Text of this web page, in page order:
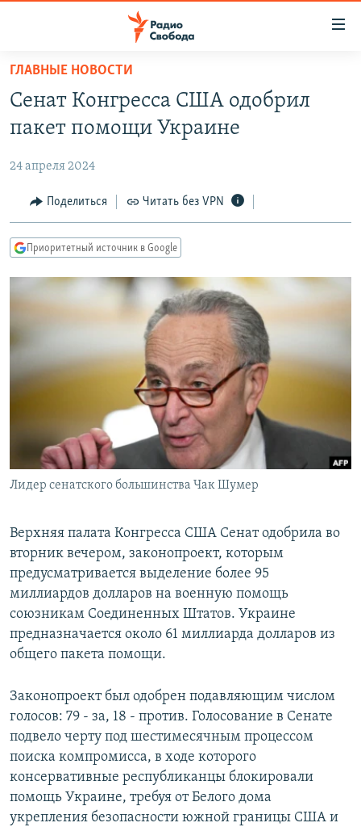
упрощенного
доступа
основному
Вернутся
главной
навигации
Вернутся
ЦИТАТЫ СВОБОДЫ
МНЕНИЯ
IDEL.РЕАЛИИ
КАВКАЗ.РЕАЛИИ
СИБИРЬ.РЕАЛИИ
РАСПИСАНИЕ ВЕЩАНИЯ
ПОДПИШИТЕСЬ НА РАССЫЛКУ
СОЦИАЛЬНЫЕ СЕТИ
Все сайты РСЕ/РС
ГЛАВНЫЕ НОВОСТИ
Сенат Конгресса США одобрил
пакет помощи Украине
24 апреля 2024
Поделиться Читать без VPN
Приоритетный источник в Google
Лидер сенатского большинства Чак Шумер
Верхняя палата Конгресса США Сенат одобрила во
вторник вечером, законопроект, которым
предусматривается выделение более 95
миллиардов долларов на военную помощь
союзникам Соединенных Штатов. Украине
предназначается около 61 миллиарда долларов из
общего пакета помощи.
Законопроект был одобрен подавляющим числом
голосов: 79 - за, 18 - против. Голосование в Сенате
подвело черту под шестимесячным процессом
поиска компромисса, в ходе которого
консервативные республиканцы блокировали
помощь Украине, требуя от Белого дома
укрепления безопасности южной границы США и